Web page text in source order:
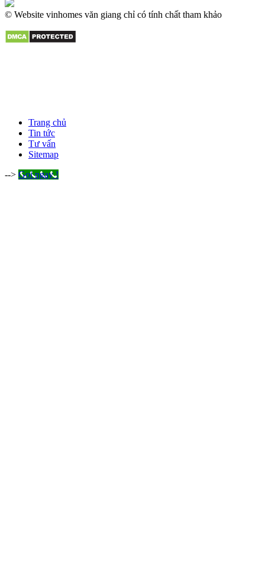
© Website vinhomes văn giang chỉ có tính chất tham khảo
Trang chủ
Tin tức
Tư vấn
Sitemap
--> Gọi ngay !